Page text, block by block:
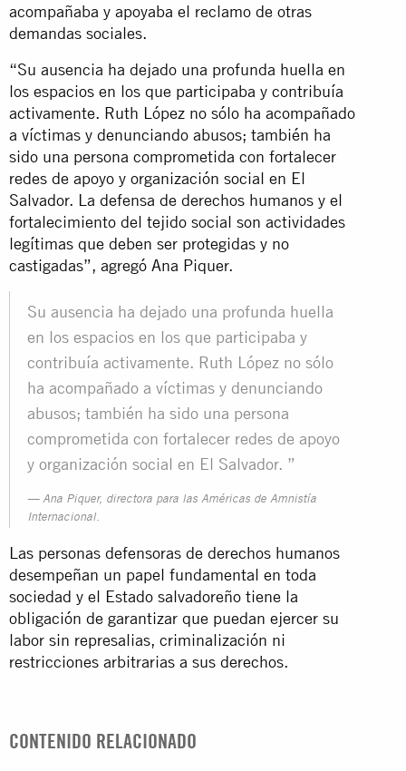
acompañaba y apoyaba el reclamo de otras
demandas sociales.
“Su ausencia ha dejado una profunda huella en
los espacios en los que participaba y contribuía
activamente. Ruth López no sólo ha acompañado
a víctimas y denunciando abusos; también ha
sido una persona comprometida con fortalecer
redes de apoyo y organización social en El
Salvador. La defensa de derechos humanos y el
fortalecimiento del tejido social son actividades
legítimas que deben ser protegidas y no
castigadas”, agregó Ana Piquer.
Su ausencia ha dejado una profunda huella
en los espacios en los que participaba y
contribuía activamente. Ruth López no sólo
ha acompañado a víctimas y denunciando
abusos; también ha sido una persona
comprometida con fortalecer redes de apoyo
y organización social en El Salvador. ”
Ana Piquer, directora para las Américas de Amnistía
Internacional.
Las personas defensoras de derechos humanos
desempeñan un papel fundamental en toda
sociedad y el Estado salvadoreño tiene la
obligación de garantizar que puedan ejercer su
labor sin represalias, criminalización ni
restricciones arbitrarias a sus derechos.
CONTENIDO RELACIONADO